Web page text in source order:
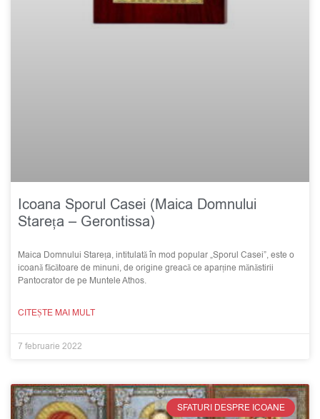
Icoana Sporul Casei (Maica Domnului
Stareța – Gerontissa)
Maica Domnului Stareța, intitulată în mod popular „Sporul Casei”, este o
icoană făcătoare de minuni, de origine greacă ce aparține mănăstirii
Pantocrator de pe Muntele Athos.
CITEȘTE MAI MULT
7 februarie 2022
SFATURI DESPRE ICOANE